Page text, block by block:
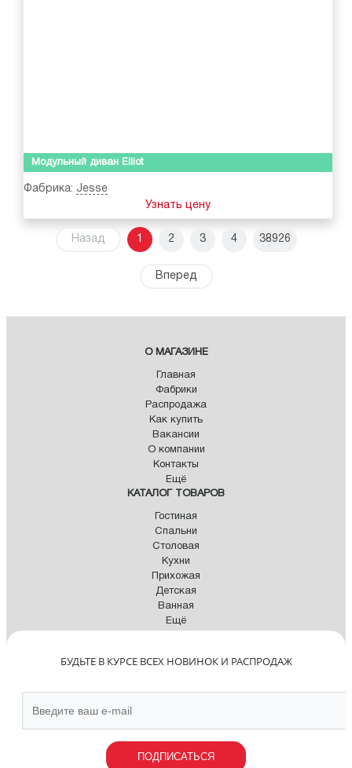
Модульный диван Elliot
Фабрика: Jesse
Узнать цену
Назад 1 2 3 4 38926
Вперед
О МАГАЗИНЕ
Главная
Фабрики
Распродажа
Как купить
Вакансии
О компании
Контакты
Ещё
КАТАЛОГ ТОВАРОВ
Гостиная
Спальни
Столовая
Кухни
Прихожая
Детская
Ванная
Ещё
БУДЬТЕ В КУРСЕ ВСЕХ НОВИНОК И РАСПРОДАЖ
ПОДПИСАТЬСЯ